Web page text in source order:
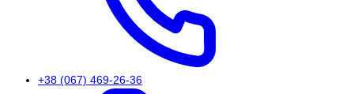
+38 (067) 469-26-36